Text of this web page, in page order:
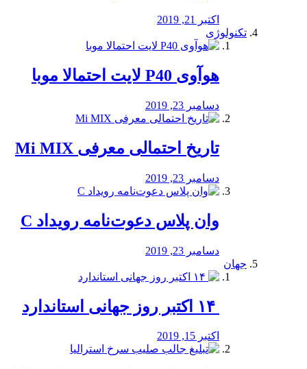
اکتبر 21, 2019
تکنولوژی
هوآوی P40 لایت احتمالا موبا
دسامبر 23, 2019
تاریخ احتمالی معرفی Mi MIX
دسامبر 23, 2019
وان پلاس دعوت‌نامه رویداد C
دسامبر 23, 2019
جهان
اکتبر 15, 2019